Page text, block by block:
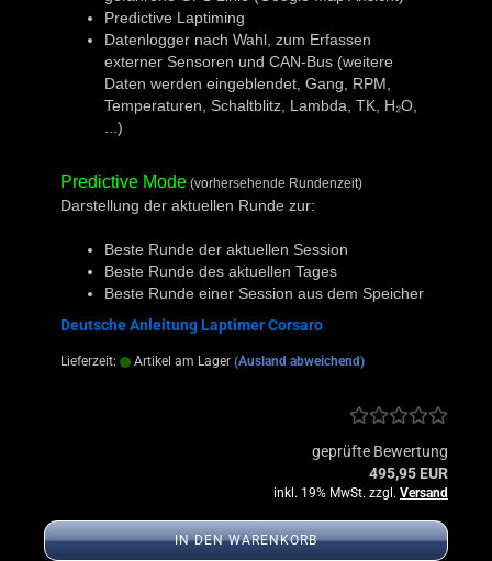
Predictive Laptiming
Datenlogger nach Wahl, zum Erfassen
externer Sensoren und CAN-Bus (weitere
Daten werden eingeblendet, Gang, RPM,
Temperaturen, Schaltblitz, Lambda, TK, H₂O,
...)
Predictive Mode (vorhersehende Rundenzeit)
Darstellung der aktuellen Runde zur:
Beste Runde der aktuellen Session
Beste Runde des aktuellen Tages
Beste Runde einer Session aus dem Speicher
Deutsche Anleitung Laptimer Corsaro
Lieferzeit: Artikel am Lager (Ausland abweichend)
geprüfte Bewertung
495,95 EUR
inkl. 19% MwSt. zzgl. Versand
IN DEN WARENKORB